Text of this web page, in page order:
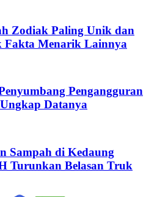
Zodiak Paling Unik dan
Fakta Menarik Lainnya
Pengangguran
Datanya
Sampah di Kedaung
Turunkan Belasan Truk